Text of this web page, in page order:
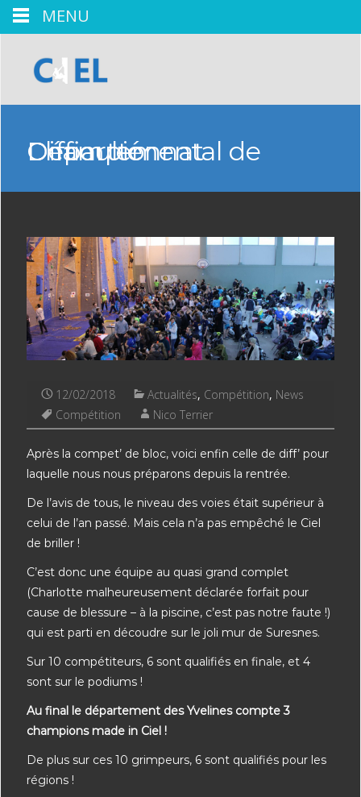
Championnat Départemental de Difficulté
12/02/2018 Actualités, Compétition, News
Compétition
Nico Terrier
Après la compet’ de bloc, voici enfin celle de diff’ pour
laquelle nous nous préparons depuis la rentrée.
De l’avis de tous, le niveau des voies était supérieur à
celui de l’an passé. Mais cela n’a pas empêché le Ciel
de briller !
C’est donc une équipe au quasi grand complet
(Charlotte malheureusement déclarée forfait pour
cause de blessure – à la piscine, c’est pas notre faute !)
qui est parti en découdre sur le joli mur de Suresnes.
Sur 10 compétiteurs, 6 sont qualifiés en finale, et 4
sont sur le podiums !
Au final le département des Yvelines compte 3
champions made in Ciel !
De plus sur ces 10 grimpeurs, 6 sont qualifiés pour les
régions !
MENU